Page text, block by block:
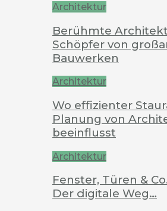
Architektur
Berühmte
Schöpfer von
Bauwerken
Architektur
Wo effizienter
Planung von
beeinflusst
Architektur
Fenster, Türen &
Der digitale Weg…